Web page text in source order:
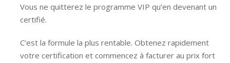
Vous ne quitterez le programme VIP qu’en devenant un
certifié.
C’est la formule la plus rentable. Obtenez rapidement
votre certification et commencez à facturer au prix fort